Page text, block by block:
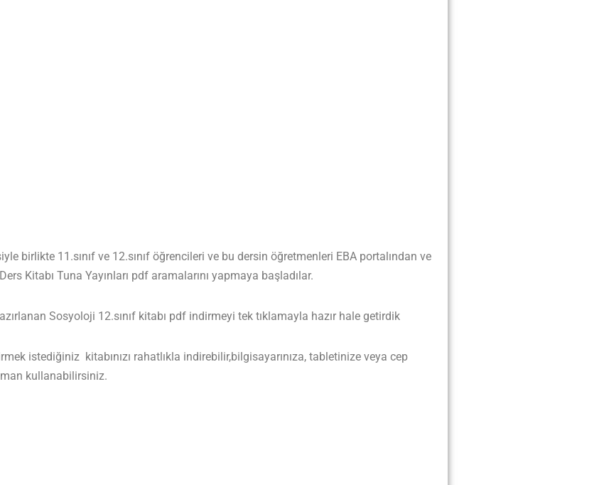
birlikte 11.sınıf ve 12.sınıf öğrencileri ve bu dersin öğretmenleri EBA portalından ve
Kitabı Tuna Yayınları pdf aramalarını yapmaya başladılar.
Sosyoloji 12.sınıf kitabı pdf indirmeyi tek tıklamayla hazır hale getirdik
istediğiniz kitabınızı rahatlıkla indirebilir,bilgisayarınıza, tabletinize veya cep
kullanabilirsiniz.